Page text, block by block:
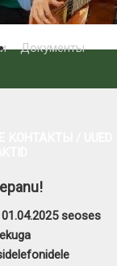
Документы
seoses